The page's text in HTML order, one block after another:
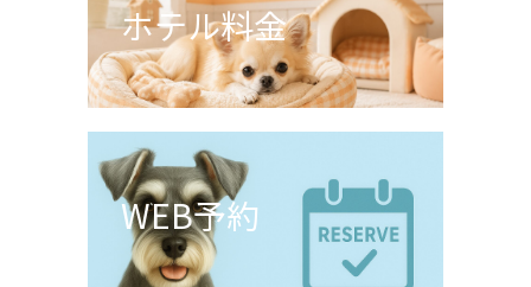
ホテル料金
WEB予約